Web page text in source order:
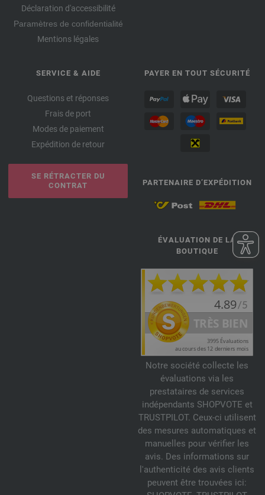
Déclaration d'accessibilité
Paramètres de confidentialité
Mentions légales
SERVICE & AIDE
Questions et réponses
Frais de port
Modes de paiement
Expédition de retour
SE RÉTRACTER DU
CONTRAT
PAYER EN TOUT SÉCURITÉ
PARTENAIRE D’EXPÉDITION
ÉVALUATION DE LA
BOUTIQUE
Notre société collecte les
évaluations via les
prestataires de services
indépendants SHOPVOTE et
TRUSTPILOT. Ceux-ci utilisent
des mesures automatiques et
manuelles pour vérifier les
avis. Des informations sur
l'authenticité des avis clients
peuvent être trouvées ici: